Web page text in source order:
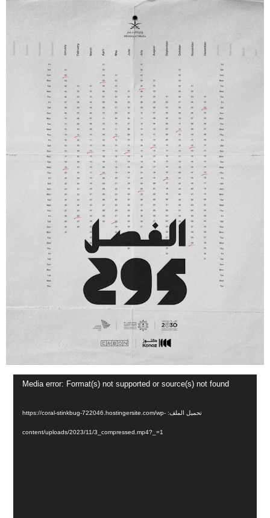
Media error: Format(s) not supported or source(s) not found
تحميل الملف: https://coral-stinkbug-722046.hostingersite.com/wp-
content/uploads/2023/11/3_compressed.mp4?_=1